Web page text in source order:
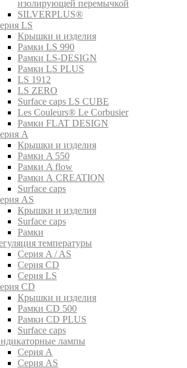
изолирующей перемычкой
SILVERPLUS®
LS
Крышки и изделия
Рамки LS 990
Рамки LS-DESIGN
Рамки LS PLUS
LS 1912
LS ZERO
Surface caps LS CUBE
Les Couleurs® Le Corbusier
Рамки FLAT DESIGN
A
Крышки и изделия
Рамки A 550
Рамки A flow
Рамки A CREATION
Surface caps
AS
Крышки и изделия
Surface caps
Рамки
температуры
Серия A / AS
Серия CD
Серия LS
CD
Крышки и изделия
Рамки CD 500
Рамки CD PLUS
Surface caps
лампы
Серия A
Серия AS